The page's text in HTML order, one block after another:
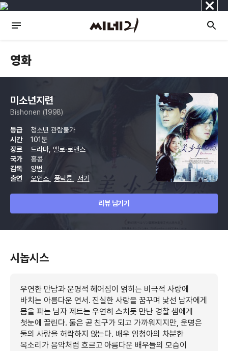
닫
기
영화
미소년지련
Bishonen (1998)
등급
청소년 관람불가
시간
101분
장르
드라마, 멜로·로맨스
국가
홍콩
감독
양범
출연
오언조 풍덕륜 서기
리뷰 남기기
시놉시스
우연한 만남과 운명적 헤어짐이 얽히는 비극적 사랑에
바치는 아름다운 연서. 진실한 사랑을 꿈꾸며 낯선 남자에게
몸을 파는 남자 제트는 우연히 스치듯 만난 경찰 샘에게
첫눈에 끌린다. 둘은 곧 친구가 되고 가까워지지만, 운명은
둘의 사랑을 허락하지 않는다. 배우 임청아의 차분한
목소리가 음악처럼 흐르고 아름다운 배우들의 모습이